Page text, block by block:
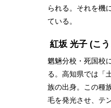
られる。それを機
ている。
紅坂 光子 (こ
魍魎分校・死国校
る。高知県では「
族の出身。この種
毛を発光させ、テ